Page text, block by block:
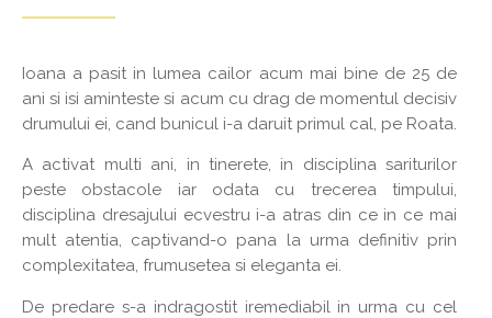
Ioana a pasit in lumea cailor acum mai bine de 25 de
ani si isi aminteste si acum cu drag de momentul decisiv
drumului ei, cand bunicul i-a daruit primul cal, pe Roata.
A activat multi ani, in tinerete, in disciplina sariturilor
peste obstacole iar odata cu trecerea timpului,
disciplina dresajului ecvestru i-a atras din ce in ce mai
mult atentia, captivand-o pana la urma definitiv prin
complexitatea, frumusetea si eleganta ei.
De predare s-a indragostit iremediabil in urma cu cel